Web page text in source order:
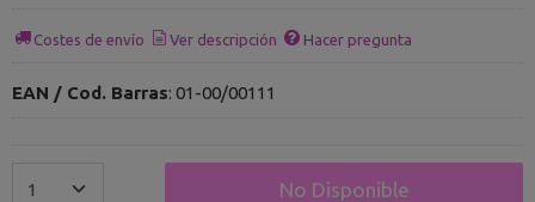
Costes de envío Ver descripción Hacer pregunta
EAN / Cod. Barras: 01-00/00111
No Disponible